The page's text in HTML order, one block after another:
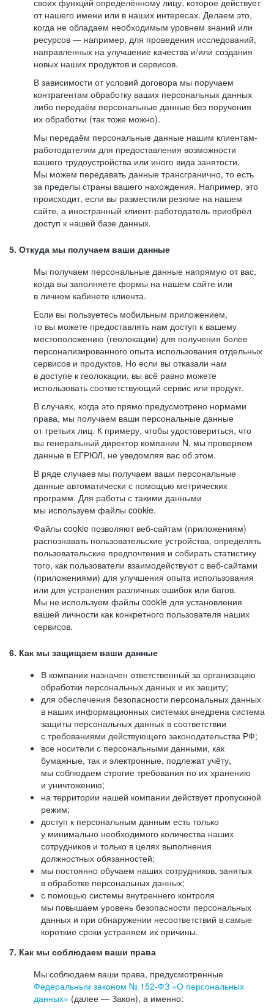
своих функций определённому лицу, которое действует
от нашего имени или в наших интересах. Делаем это,
когда не обладаем необходимым уровнем знаний или
ресурсов — например, для проведения исследований,
направленных на улучшение качества и/или создания
новых наших продуктов и сервисов.
В зависимости от условий договора мы поручаем
контрагентам обработку ваших персональных данных
либо передаём персональные данные без поручения
их обработки (так тоже можно).
Мы передаём персональные данные нашим клиентам-
работодателям для предоставления возможности
вашего трудоустройства или иного вида занятости.
Мы можем передавать данные трансгранично, то есть
за пределы страны вашего нахождения. Например, это
происходит, если вы разместили резюме на нашем
сайте, а иностранный клиент-работодатель приобрёл
доступ к нашей базе данных.
5. Откуда мы получаем ваши данные
Мы получаем персональные данные напрямую от вас,
когда вы заполняете формы на нашем сайте или
в личном кабинете клиента.
Если вы пользуетесь мобильным приложением,
то вы можете предоставлять нам доступ к вашему
местоположению (геолокации) для получения более
персонализированного опыта использования отдельных
сервисов и продуктов. Но если вы отказали нам
в доступе к геолокации, вы всё равно можете
использовать соответствующий сервис или продукт.
В случаях, когда это прямо предусмотрено нормами
права, мы получаем ваши персональные данные
от третьих лиц. К примеру, чтобы удостовериться, что
вы генеральный директор компании N, мы проверяем
данные в ЕГРЮЛ, не уведомляя вас об этом.
В ряде случаев мы получаем ваши персональные
данные автоматически с помощью метрических
программ. Для работы с такими данными
мы используем файлы cookie.
Файлы cookie позволяют веб-сайтам (приложениям)
распознавать пользовательские устройства, определять
пользовательские предпочтения и собирать статистику
того, как пользователи взаимодействуют с веб-сайтами
(приложениями) для улучшения опыта использования
или для устранения различных ошибок или багов.
Мы не используем файлы cookie для установления
вашей личности как конкретного пользователя наших
сервисов.
6. Как мы защищаем ваши данные
В компании назначен ответственный за организацию
обработки персональных данных и их защиту;
для обеспечения безопасности персональных данных
в наших информационных системах внедрена система
защиты персональных данных в соответствии
с требованиями действующего законодательства РФ;
все носители с персональными данными, как
бумажные, так и электронные, подлежат учёту,
мы соблюдаем строгие требования по их хранению
и уничтожению;
на территории нашей компании действует пропускной
режим;
доступ к персональным данным есть только
у минимально необходимого количества наших
сотрудников и только в целях выполнения
должностных обязанностей;
мы постоянно обучаем наших сотрудников, занятых
в обработке персональных данных;
с помощью системы внутреннего контроля
мы повышаем уровень безопасности персональных
данных и при обнаружении несоответствий в самые
короткие сроки устраняем их причины.
7. Как мы соблюдаем ваши права
Мы соблюдаем ваши права, предусмотренные
Федеральным законом № 152-ФЗ «О персональных
данных» (далее — Закон), а именно: